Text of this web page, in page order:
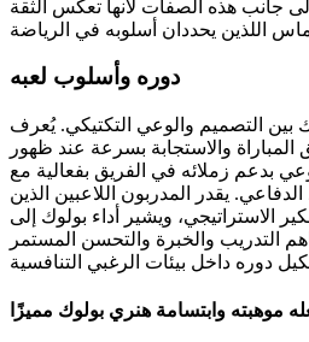
جانب هذه الصفات لأنها تعكس الثقة
دوره وأسلوب لعبه
التصميم والوعي التكتيكي. يُعرف
والاستجابة بسرعة عند ظهور
بدعم زملائه في الفريق بفعالية مع
يقدر المدربون اللاعبين الذين
الاستراتيجي، ويشير أداء بولوك إلى
التدريب والخبرة والتحسن المستمر
موهبته وابتسامة هنري بولوك مميزًا